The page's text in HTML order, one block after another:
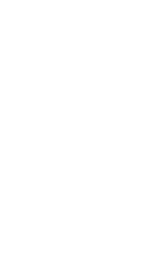
Với hơn 1000 căn nhà và 50